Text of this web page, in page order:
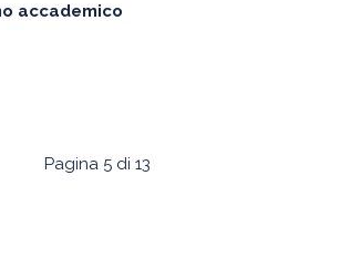
accademico
Pagina 5 di 13